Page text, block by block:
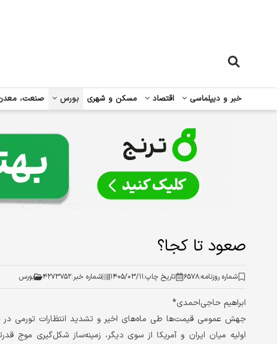
خبر و دیپلماسی اقتصاد مسکن و شهری بورس صنعت،
صعود تا کجا؟
شماره روزنامه:۶۵۷۸ تاریخ چاپ:۱۴۰۵/۰۳/۱۱ شماره خبر:۴۲۷۳۷۵۲ بورس
ابراهیم حاجی‌احمدی*
جهش عمومی قیمت‌ها طی ماه‌های اخیر و تشدید انتظارات تورمی در
اولیه میان ایران و آمریکا از سوی دیگر، زمینه‌ساز شکل‌گیری موج